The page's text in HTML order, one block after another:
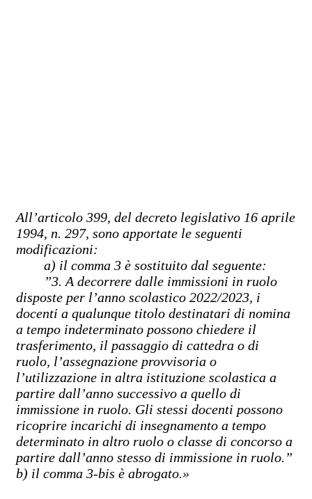
All’articolo 399, del decreto legislativo 16 aprile
1994, n. 297, sono apportate le seguenti
modificazioni:
a) il comma 3 è sostituito dal seguente:
”3. A decorrere dalle immissioni in ruolo
disposte per l’anno scolastico 2022/2023, i
docenti a qualunque titolo destinatari di nomina
a tempo indeterminato possono chiedere il
trasferimento, il passaggio di cattedra o di
ruolo, l’assegnazione provvisoria o
l’utilizzazione in altra istituzione scolastica a
partire dall’anno successivo a quello di
immissione in ruolo. Gli stessi docenti possono
ricoprire incarichi di insegnamento a tempo
determinato in altro ruolo o classe di concorso a
partire dall’anno stesso di immissione in ruolo.”
b) il comma 3-bis è abrogato.»